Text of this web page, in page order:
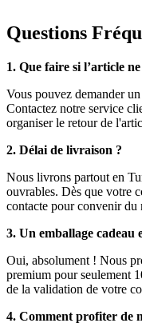
Questions
1. Que faire si l’article
Vous pouvez demander
Contactez notre service
organiser le retour de
2. Délai de livraison ?
Nous livrons partout en
ouvrables. Dès que votre
contacte pour convenir du
3. Un emballage cadeau
Oui, absolument ! Nous
premium pour seulement
de la validation de votre
4. Comment profiter de